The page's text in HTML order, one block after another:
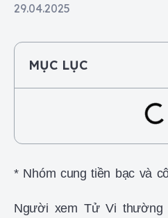
29.04.2025
MỤC LỤC
* Nhóm cung tiền bạc và
Người xem Tử Vi thường